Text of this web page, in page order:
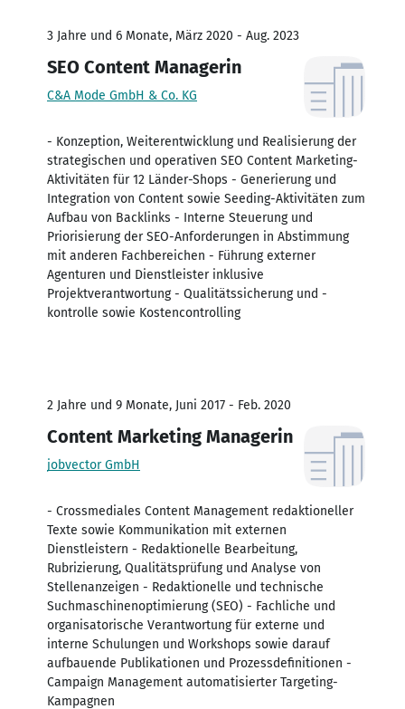
3 Jahre und 6 Monate, März 2020 - Aug. 2023
SEO Content Managerin
C&A Mode GmbH & Co. KG
- Konzeption, Weiterentwicklung und Realisierung der
strategischen und operativen SEO Content Marketing-
Aktivitäten für 12 Länder-Shops - Generierung und
Integration von Content sowie Seeding-Aktivitäten zum
Aufbau von Backlinks - Interne Steuerung und
Priorisierung der SEO-Anforderungen in Abstimmung
mit anderen Fachbereichen - Führung externer
Agenturen und Dienstleister inklusive
Projektverantwortung - Qualitätssicherung und -
kontrolle sowie Kostencontrolling
2 Jahre und 9 Monate, Juni 2017 - Feb. 2020
Content Marketing Managerin
jobvector GmbH
- Crossmediales Content Management redaktioneller
Texte sowie Kommunikation mit externen
Dienstleistern - Redaktionelle Bearbeitung,
Rubrizierung, Qualitätsprüfung und Analyse von
Stellenanzeigen - Redaktionelle und technische
Suchmaschinenoptimierung (SEO) - Fachliche und
organisatorische Verantwortung für externe und
interne Schulungen und Workshops sowie darauf
aufbauende Publikationen und Prozessdefinitionen -
Campaign Management automatisierter Targeting-
Kampagnen